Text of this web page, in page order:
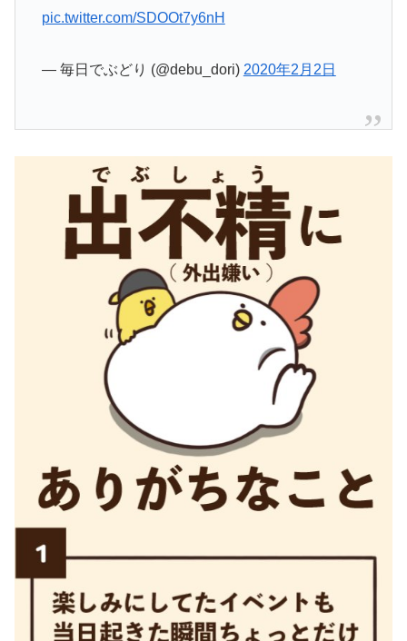
pic.twitter.com/SDOOt7y6nH
— 毎日でぶどり (@debu_dori) 2020年2月2日